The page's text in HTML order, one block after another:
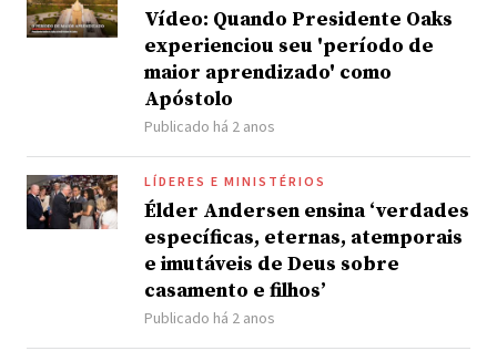
Vídeo: Quando Presidente Oaks
experienciou seu 'período de
maior aprendizado' como
Apóstolo
Publicado há 2 anos
LÍDERES E MINISTÉRIOS
Élder Andersen ensina ‘verdades
específicas, eternas, atemporais
e imutáveis de Deus sobre
casamento e filhos’
Publicado há 2 anos